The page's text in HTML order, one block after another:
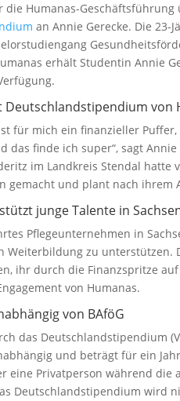
Humanas-Geschäftsführung
an Annie Gerecke. Die 23-
erhält Studentin Annie
von
für mich ein finanzieller
das finde ich super“, sagt
im Landkreis Stendal
gemacht und plant nach ihrem
junge Talente in
Pflegeunternehmen in
Weiterbildung zu unterstützen.
ihr durch die Finanzspritze
von Humanas.
von BAföG
das Deutschlandstipendium
und beträgt für ein
eine Privatperson während die
Deutschlandstipendium wird